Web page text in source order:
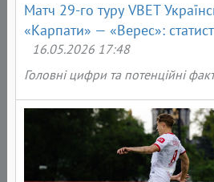
Матч 29-го туру VBET
«Карпати» — «Верес»:
16.05.2026 17:48
Головні цифри та потенційні